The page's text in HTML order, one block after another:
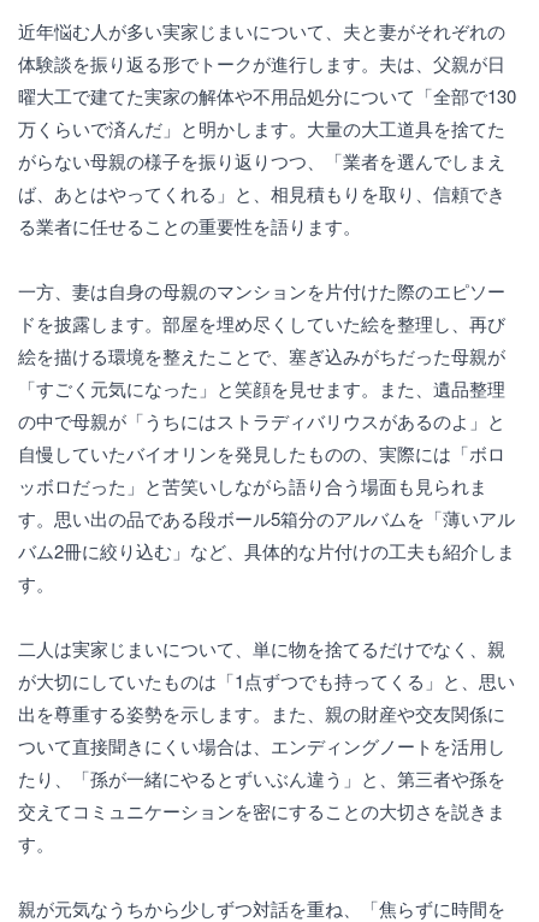
近年悩む人が多い実家じまいについて、夫と妻がそれぞれの
体験談を振り返る形でトークが進行します。夫は、父親が日
曜大工で建てた実家の解体や不用品処分について「全部で130
万くらいで済んだ」と明かします。大量の大工道具を捨てた
がらない母親の様子を振り返りつつ、「業者を選んでしまえ
ば、あとはやってくれる」と、相見積もりを取り、信頼でき
る業者に任せることの重要性を語ります。
一方、妻は自身の母親のマンションを片付けた際のエピソー
ドを披露します。部屋を埋め尽くしていた絵を整理し、再び
絵を描ける環境を整えたことで、塞ぎ込みがちだった母親が
「すごく元気になった」と笑顔を見せます。また、遺品整理
の中で母親が「うちにはストラディバリウスがあるのよ」と
自慢していたバイオリンを発見したものの、実際には「ボロ
ッボロだった」と苦笑いしながら語り合う場面も見られま
す。思い出の品である段ボール5箱分のアルバムを「薄いアル
バム2冊に絞り込む」など、具体的な片付けの工夫も紹介しま
す。
二人は実家じまいについて、単に物を捨てるだけでなく、親
が大切にしていたものは「1点ずつでも持ってくる」と、思い
出を尊重する姿勢を示します。また、親の財産や交友関係に
ついて直接聞きにくい場合は、エンディングノートを活用し
たり、「孫が一緒にやるとずいぶん違う」と、第三者や孫を
交えてコミュニケーションを密にすることの大切さを説きま
す。
親が元気なうちから少しずつ対話を重ね、「焦らずに時間を